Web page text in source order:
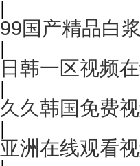
|
99国产精品白
|
日韩一区视频
|
久久韩国免费
|
亚洲在线观看